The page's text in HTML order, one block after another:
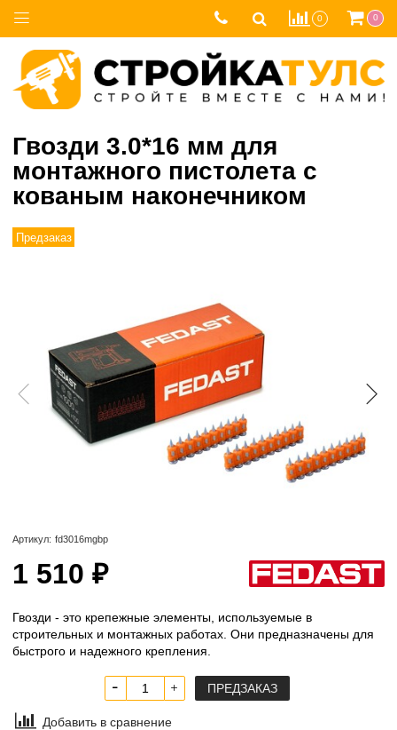
0 0
Гвозди 3.0*16 мм для
монтажного пистолета с
кованым наконечником
Предзаказ
Артикул: fd3016mgbp
1 510 ₽
Гвозди - это крепежные элементы, используемые в
строительных и монтажных работах. Они предназначены для
быстрого и надежного крепления.
ПРЕДЗАКАЗ
Добавить в сравнение